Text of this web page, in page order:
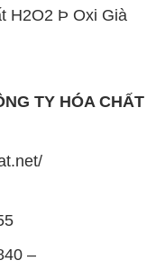
H2O2 Þ Oxi Già
TY HÓA CHẤT
–